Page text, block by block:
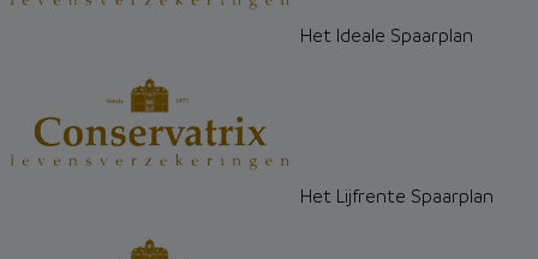
Het Ideale Spaarplan
Het Lijfrente Spaarplan